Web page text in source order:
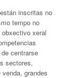
inscritas no
tempo no
obxectivo xeral
centrarse
sectores,
grandes